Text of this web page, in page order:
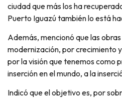
ciudad que más los ha
Puerto Iguazú también lo está
Además, mencionó que las
modernización, por crecimiento
por la visión que tenemos como
inserción en el mundo, a la
Indicó que el objetivo es, por